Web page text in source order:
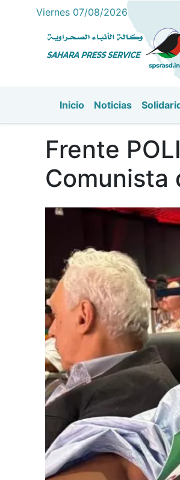
Viernes 07/08/2026
Inicio Noticias
Frente
Comunista